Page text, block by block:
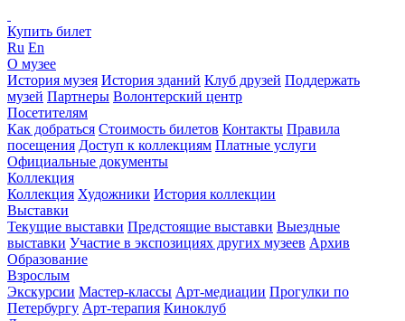
Купить билет
Ru En
О музее
История музея История зданий Клуб друзей Поддержать
музей Партнеры Волонтерский центр
Посетителям
Как добраться Стоимость билетов Контакты Правила
посещения Доступ к коллекциям Платные услуги
Официальные документы
Коллекция
Коллекция Художники История коллекции
Выставки
Текущие выставки Предстоящие выставки Выездные
выставки Участие в экспозициях других музеев Архив
Образование
Взрослым
Экскурсии Мастер-классы Арт-медиации Прогулки по
Петербургу Арт-терапия Киноклуб